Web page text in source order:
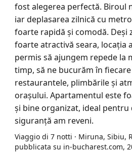
fost alegerea perfectă. Biroul
iar deplasarea zilnică cu
foarte rapidă și comodă. Deși
foarte atractivă seara, locația
permis să ajungem repede la
timp, să ne bucurăm în
restaurantele, plimbările și
orașului. Apartamentul este
și bine organizat, ideal pentru
siguranță am reveni.
Viaggio di 7 notti · Miruna, Sibiu,
pubblicata su in-bucharest.com,